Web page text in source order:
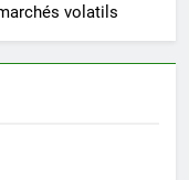
volatils